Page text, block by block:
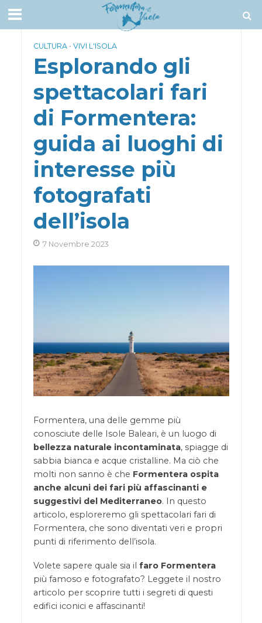
CULTURA • VIVI L'ISOLA
Esplorando gli
spettacolari fari
di Formentera:
guida ai luoghi di
interesse più
fotografati
dell’isola
7 Novembre 2023
Formentera, una delle gemme più
conosciute delle Isole Baleari, è un luogo di
bellezza naturale incontaminata, spiagge di
sabbia bianca e acque cristalline. Ma ciò che
molti non sanno è che Formentera ospita
anche alcuni dei fari più affascinanti e
suggestivi del Mediterraneo. In questo
articolo, esploreremo gli spettacolari fari di
Formentera, che sono diventati veri e propri
punti di riferimento dell’isola.
Volete sapere quale sia il faro Formentera
più famoso e fotografato? Leggete il nostro
articolo per scoprire tutti i segreti di questi
edifici iconici e affascinanti!